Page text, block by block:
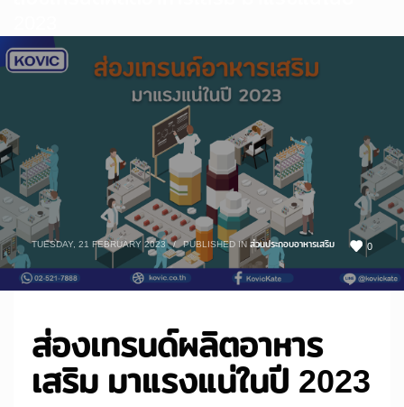
0
TUESDAY, 21 FEBRUARY 2023 / PUBLISHED INส่วนประกอบอาหารเสริม
ส่องเทรนด์ผลิตอาหาร
เสริม มาแรงแน่ในปี 2023